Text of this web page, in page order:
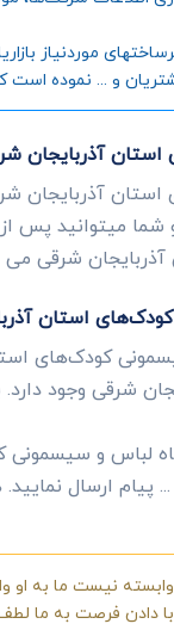
موردنیاز
و ... نموده
استان آذربایجان
میتوانید پس از
شرقی می
استان
کودک‌های
شرقی وجود دارد.
لباس و سیسمونی
... پیام ارسال
نیست ما به او
دادن فرصت به ما